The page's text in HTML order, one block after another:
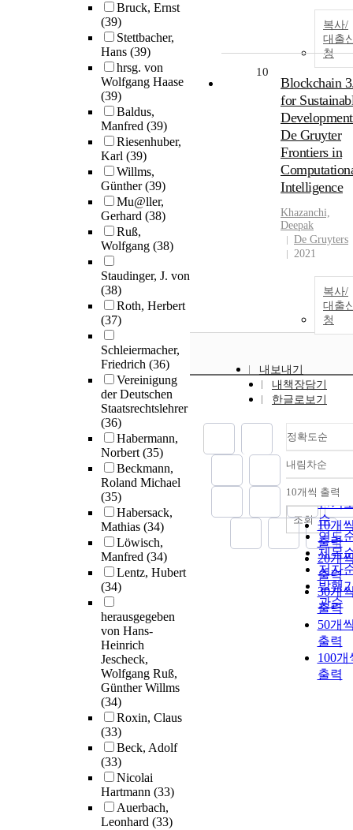
Bruck, Ernst
(39)
Stettbacher,
Hans (39)
hrsg. von
Wolfgang Haase
(39)
Baldus,
Manfred (39)
Riesenhuber,
Karl (39)
Willms,
Günther(39)
Mu@ller,
Gerhard (38)
Ruß,
Wolfgang (38)
Staudinger, J. von
(38)
Roth, Herbert
(37)
Schleiermacher,
Friedrich (36)
Vereinigung
der Deutschen
Staatsrechtslehrer
(36)
Habermann,
Norbert(35)
Beckmann,
Roland Michael
(35)
Habersack,
Mathias (34)
Löwisch,
Manfred (34)
Lentz, Hubert
(34)
herausgegeben
von Hans-
Heinrich
Jescheck,
Wolfgang Ruß,
Günther Willms
(34)
Roxin, Claus
(33)
Beck, Adolf
(33)
Nicolai
Hartmann (33)
Auerbach,
Leonhard (33)
복사/
대출
청
10
Blockchain
for
De Gruyter
Frontiers in
Intelligence
Khazanchi,
Deepak
De Gruyters
2021
복사/
대출
청
내보내기
내책장담기
한글로보기
정확도순
정확
순
인기
순
연도
제목
저자
발행
관순
내림차순
내림
10개씩 출력
10개
출력
20개
출력
30개
출력
50개
출력
100개
출력
조회